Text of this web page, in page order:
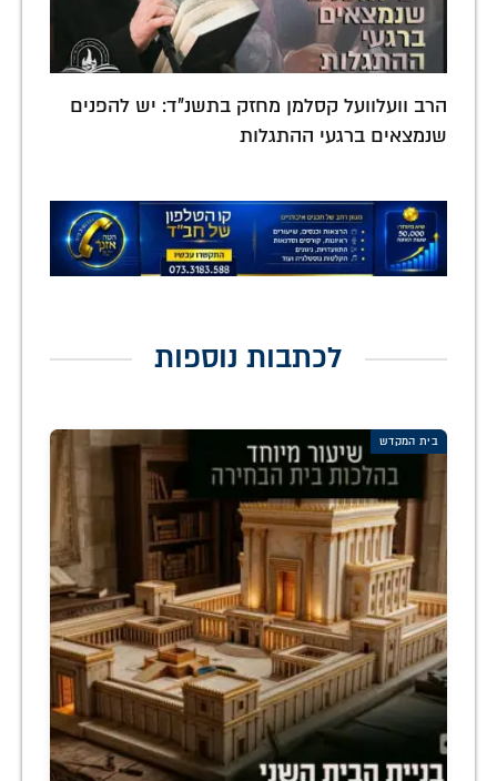
הרב וועלוועל קסלמן מחזק בתשנ"ד: יש להפנים
שנמצאים ברגעי ההתגלות
לכתבות נוספות
בית המקדש